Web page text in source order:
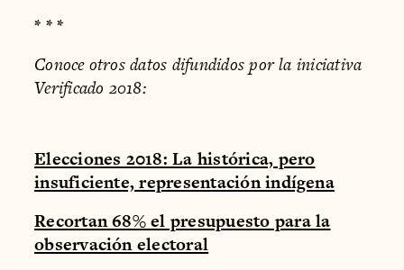
* * *
Conoce otros datos difundidos por la iniciativa
Verificado 2018:
Elecciones 2018: La histórica, pero
insuficiente, representación indígena
Recortan 68% el presupuesto para la
observación electoral